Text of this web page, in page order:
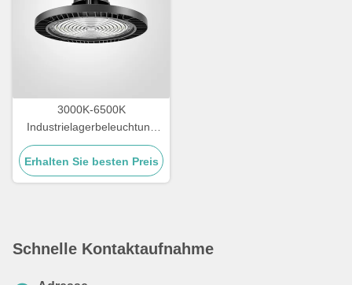
3000K-6500K
Industrielagerbeleuchtung
IK09 Beurteilung LED
Hochbuchtenbeleuchtung
Erhalten Sie besten Preis
Schnelle Kontaktaufnahme